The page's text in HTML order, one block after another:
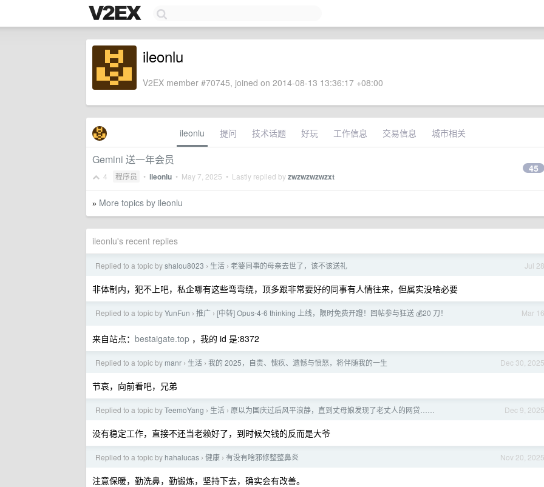
ileonlu
V2EX member #70745, joined on 2014-08-13 13:36:17 +08:00
ileonlu 提问 技术话题 好玩 工作信息 交易信息 城市相关
Gemini 送一年会员
4 程序员 • ileonlu • May 7, 2025 • Lastly replied byzwzwzwzwzxt
45
» More topics by ileonlu
ileonlu's recent replies
Jul 28
Replied to a topic byshalou8023 › 生活 › 老婆同事的母亲去世了，该不该送礼
非体制内，犯不上吧，私企哪有这些弯弯绕，顶多跟非常要好的同事有人情往来，但属实没啥必要
Mar 16
Replied to a topic byYunFun › 推广 › [中转] Opus-4-6 thinking 上线，限时免费开蹬！回帖参与狂送 💰20 刀！
来自站点： bestaigate.top ，我的 id 是:8372
Dec 30, 2025
Replied to a topic by manr › 生活 › 我的 2025，自责、愧疚、遗憾与愤怒，将伴随我的一生
节哀，向前看吧，兄弟
Dec 9, 2025
Replied to a topic byTeemoYang › 生活 › 原以为国庆过后风平浪静，直到丈母娘发现了老丈人的网贷……
没有稳定工作，直接不还当老赖好了，到时候欠钱的反而是大爷
Nov 20, 2025
Replied to a topic by hahalucas › 健康 › 有没有啥邪修整整鼻炎
注意保暖，勤洗鼻，勤锻炼，坚持下去，确实会有改善。